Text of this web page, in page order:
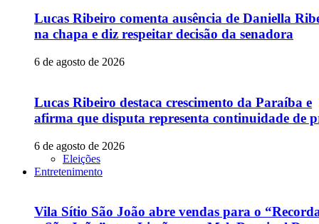
Lucas Ribeiro comenta ausência de Daniella
na chapa e diz respeitar decisão da senadora
6 de agosto de 2026
Lucas Ribeiro destaca crescimento da Paraíba e
afirma que disputa representa continuidade de
6 de agosto de 2026
Eleições
Entretenimento
Vila Sítio São João abre vendas para o